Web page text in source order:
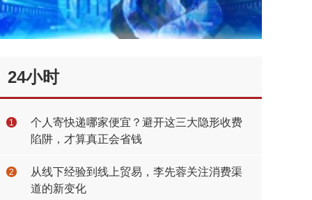
24小时
1
个人寄快递哪家便宜？避开这三大隐形收费
陷阱，才算真正会省钱
2
从线下经验到线上贸易，李先蓉关注消费渠
道的新变化